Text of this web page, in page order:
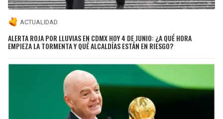
ACTUALIDAD
ALERTA ROJA POR LLUVIAS EN CDMX HOY 4 DE JUNIO: ¿A QUÉ HORA
EMPIEZA LA TORMENTA Y QUÉ ALCALDÍAS ESTÁN EN RIESGO?